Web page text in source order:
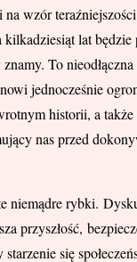
na wzór
kilkadziesiąt lat
To
jednocześnie
historii, a także
nas przed
niemądre rybki.
przyszłość,
się